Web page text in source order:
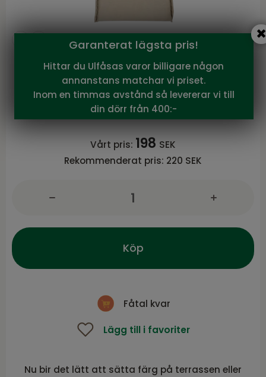
Kampanjer
Brafab
Florina sittdyna Taupe
Florina serie från Brafab
Vårt pris: 198 SEK
Rekommenderat pris: 220 SEK
Köp
Fåtal kvar
Lägg till i favoriter
Nu bir det lätt att sätta färg på terrassen eller
Garanterat lägsta pris!
Hittar du Ulfåsas varor billigare någon
annanstans matchar vi priset.
Inom en timmas avstånd så levererar vi till
din dörr från 400:-